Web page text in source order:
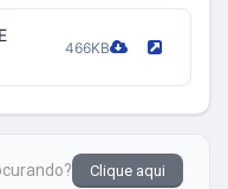
466KB
Clique aqui